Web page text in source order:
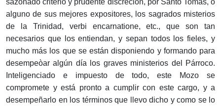
sazonado criterio y prudente discreción, por Santo Tomás, o
alguno de sus mejores expositores, los sagrados misterios
de la Trinidad, verbi encarnatione, etc., que son tan
necesarios que los entiendan, y sepan todos los fieles, y
mucho más los que se están disponiendo y formando para
desempeòar algún día los graves ministerios del Párroco.
Inteligenciado e impuesto de todo, este Mozo se
compromete y está pronto a cumplir con este cargo, y a
desempeñarlo en los términos que llevo dicho y como se lo